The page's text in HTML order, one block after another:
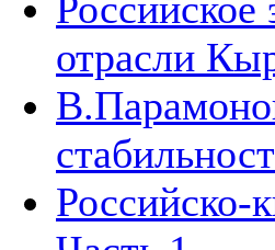
отрасли
Российско-